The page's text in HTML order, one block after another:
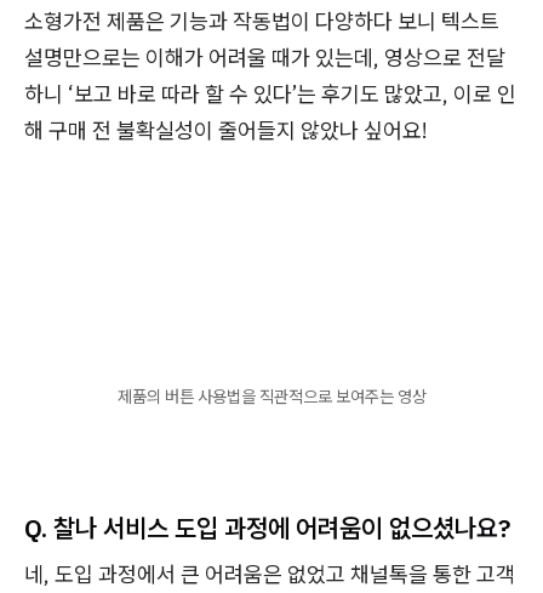
소형가전 제품은 기능과 작동법이 다양하다 보니 텍스트
설명만으로는 이해가 어려울 때가 있는데, 영상으로 전달
하니 ‘보고 바로 따라 할 수 있다’는 후기도 많았고, 이로 인
해 구매 전 불확실성이 줄어들지 않았나 싶어요!
제품의 버튼 사용법을 직관적으로 보여주는 영상
Q. 찰나 서비스 도입 과정에 어려움이 없으셨나요?
네, 도입 과정에서 큰 어려움은 없었고 채널톡을 통한 고객